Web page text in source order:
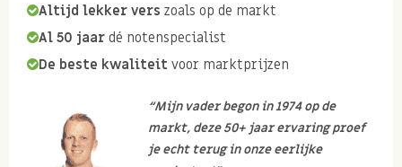
Altijd lekker vers zoals op de markt
Al 50 jaar dé notenspecialist
De beste kwaliteit voor marktprijzen
“Mijn vader begon in 1974 op de
markt, deze 50+ jaar ervaring proef
je echt terug in onze eerlijke